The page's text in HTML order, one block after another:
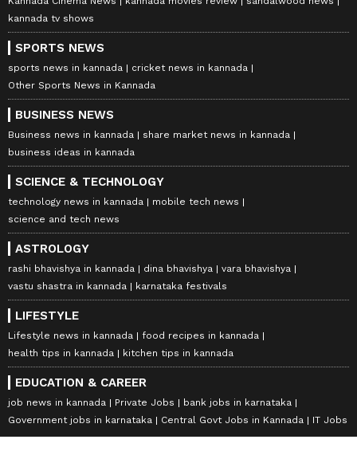
kannada tv shows
SPORTS NEWS
sports news in kannada
cricket news in kannada
Other Sports News in Kannada
BUSINESS NEWS
Business news in kannada
share market news in kannada
business ideas in kannada
SCIENCE & TECHNOLOGY
technology news in kannada
mobile tech news
science and tech news
ASTROLOGY
rashi bhavishya in kannada dina bhavishya
vara bhavishya
vastu shastra in kannada
karnataka festivals
LIFESTYLE
Lifestyle news in kannada
food recipes in kannada
health tips in kannada
kitchen tips in kannada
EDUCATION & CAREER
job news in kannada Private Jobs
bank jobs in karnataka
Government jobs in karnataka
Central Govt Jobs in Kannada IT Jobs